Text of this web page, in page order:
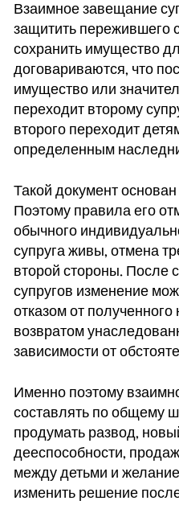
Взаимное завещание
защитить пережившего
сохранить имущество
договариваются, что
имущество или
переходит второму
второго переходит
определенным
Такой документ
Поэтому правила его
обычного
супруга живы, отмена
второй стороны. После
супругов изменение
отказом от
возвратом
зависимости от
Именно поэтому
составлять по общему
продумать развод,
дееспособности,
между детьми и
изменить решение